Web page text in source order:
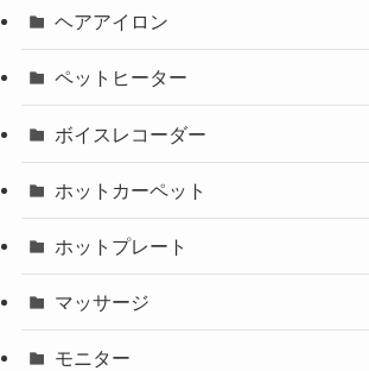
ヘアアイロン
ペットヒーター
ボイスレコーダー
ホットカーペット
ホットプレート
マッサージ
モニター